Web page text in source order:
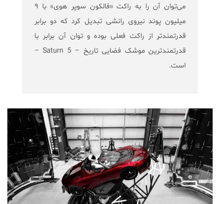
می‌توان آن را به راکت «فالکون سوپر هوی» با ۹
میلیون پوند نیروی رانشی تبدیل کرد که دو برابر
قدرتمند‌تر از راکت فعلی بوده و توان آن برابر با
قدرتمند‌ترین موشک فضایی تاریخ – Saturn 5 –
است.